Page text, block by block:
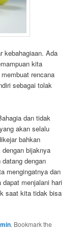
kebahagiaan. Ada
kita
rencana
sebagai tolak
dan tidak
akan selalu
bahkan
bijaknya
dengan
mengingatnya dan
menjalani hari
saat kita tidak bisa
. Bookmark the